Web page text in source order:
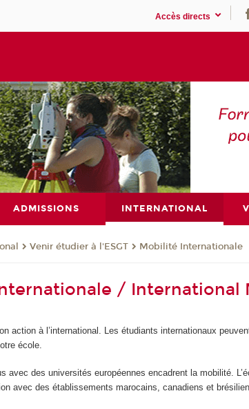
Accès directs
ADMISSIONS INTERNATIONAL
Venir étudier à l'ESGT Mobilité Internationale
/ International
action à l’international. Les étudiants internationaux
école.
avec des universités européennes encadrent la mobilité.
avec des établissements marocains, canadiens et